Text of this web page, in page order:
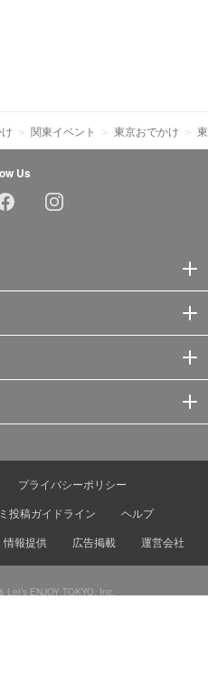
関東イベント 東京おでかけ
Us
プライバシーポリシー
投稿ガイドライン
ヘルプ
情報提供 広告掲載 運営会社
Let’s ENJOY TOKYO, Inc.